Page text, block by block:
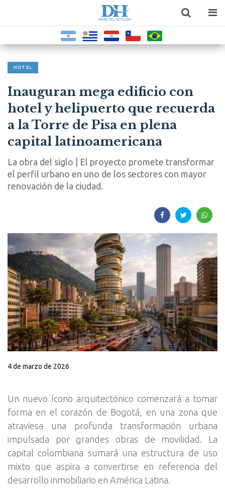
HOTEL
Inauguran mega edificio con
hotel y helipuerto que recuerda
a la Torre de Pisa en plena
capital latinoamericana
La obra del siglo | El proyecto promete transformar
el perfil urbano en uno de los sectores con mayor
renovación de la ciudad.
4 de marzo de 2026
Un nuevo ícono arquitectónico comenzará a tomar
forma en el corazón de Bogotá, en una zona que
atraviesa una profunda transformación urbana
impulsada por grandes obras de movilidad. La
capital colombiana sumará una estructura de uso
mixto que aspira a convertirse en referencia del
desarrollo inmobiliario en América Latina.